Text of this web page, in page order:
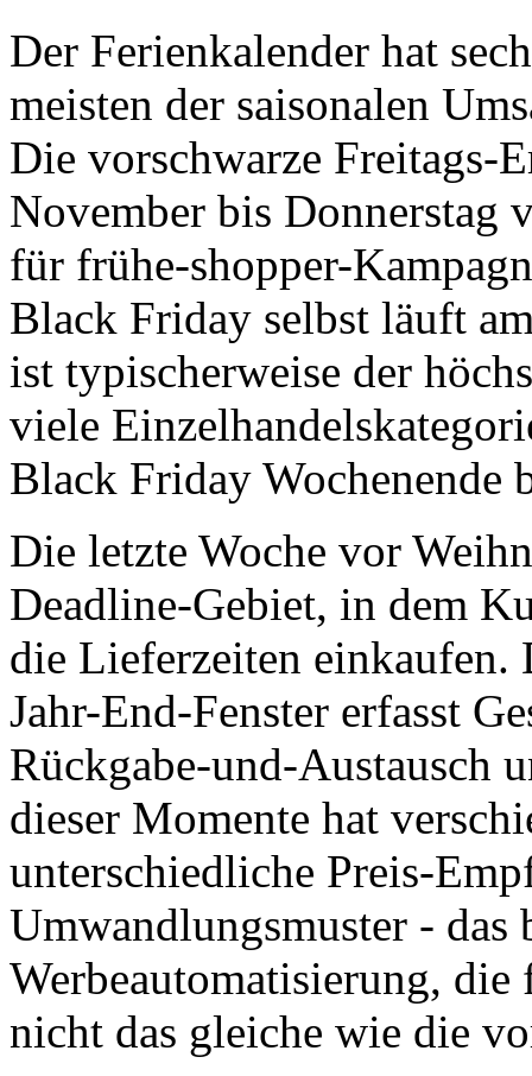
Der Ferienkalender hat
meisten der saisonalen
Die vorschwarze Freitags-
November bis Donnerstag
für frühe-shopper-
Black Friday selbst läuft
ist typischerweise der
viele
Black Friday Wochenende
Die letzte Woche vor
Deadline-Gebiet, in dem
die Lieferzeiten einkaufen.
Jahr-End-Fenster erfasst
Rückgabe-und-Austausch
dieser Momente hat
unterschiedliche Preis-
Umwandlungsmuster - das
Werbeautomatisierung,
nicht das gleiche wie die